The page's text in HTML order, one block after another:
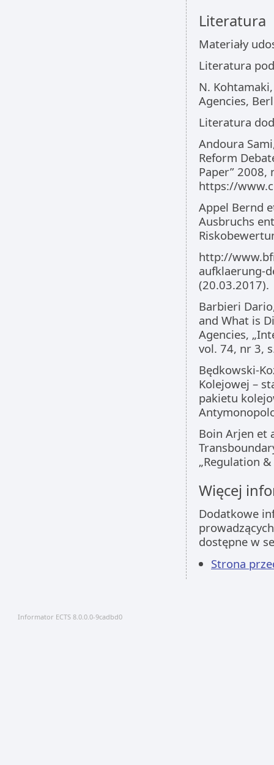
Literatura
Materiały
Literatura
N.
Agencies,
Literatura
Andoura
Reform
Paper” 2008,
https://
Appel Bernd
Ausbruchs
http://
aufklaerung-
(20.03.2017).
Barbieri
and What is
Agencies,
vol. 74, nr 3,
Będkowski-
Kolejowej –
pakietu
Boin Arjen et
„Regulation
Więcej
Dodatkowe
dostępne w
Strona
Informator ECTS 8.0.0.0-9cadbd0